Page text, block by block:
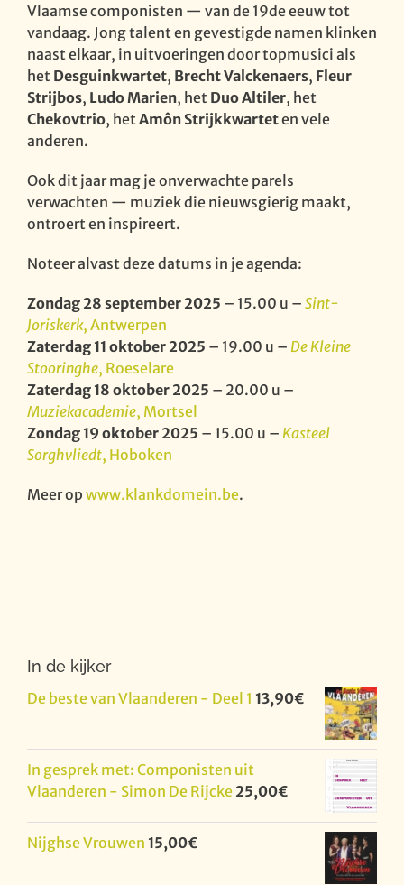
Vlaamse componisten — van de 19de eeuw tot
vandaag. Jong talent en gevestigde namen klinken
naast elkaar, in uitvoeringen door topmusici als
het Desguinkwartet, Brecht Valckenaers, Fleur
Strijbos, Ludo Marien, het Duo Altiler, het
Chekovtrio, het Amôn Strijkkwarteten vele
anderen.
Ook dit jaar mag je onverwachte parels
verwachten — muziek die nieuwsgierig maakt,
ontroert en inspireert.
Noteer alvast deze datums in je agenda:
Zondag 28 september 2025 – 15.00 u – Sint-
Joriskerk, Antwerpen
Zaterdag 11 oktober 2025 – 19.00 u – De Kleine
Stooringhe, Roeselare
Zaterdag 18 oktober 2025 – 20.00 u –
Muziekacademie, Mortsel
Zondag 19 oktober 2025 – 15.00 u – Kasteel
Sorghvliedt, Hoboken
Meer op www.klankdomein.be.
In de kijker
De beste van Vlaanderen - Deel 1 13,90€
In gesprek met: Componisten uit
Vlaanderen - Simon De Rijcke 25,00€
Nijghse Vrouwen 15,00€